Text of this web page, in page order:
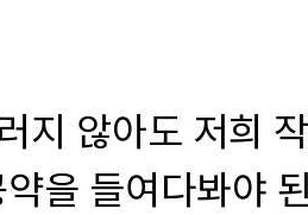
지 않아도 저희
을 들여다봐야